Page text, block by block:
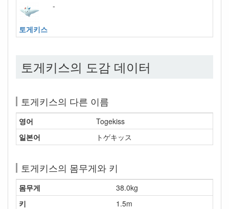
토게키스
-
토게키스의 도감 데이터
토게키스의 다른 이름
영어
Togekiss
일본어
トゲキッス
토게키스의 몸무게와 키
몸무게
38.0kg
키
1.5m